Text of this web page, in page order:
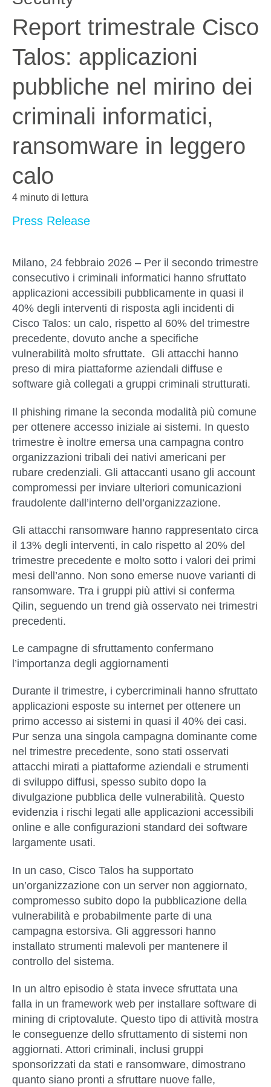
Report trimestrale Cisco
Talos: applicazioni
pubbliche nel mirino dei
criminali informatici,
ransomware in leggero
calo
4 minuto di lettura
Press Release
Milano, 24 febbraio 2026 – Per il secondo trimestre
consecutivo i criminali informatici hanno sfruttato
applicazioni accessibili pubblicamente in quasi il
40% degli interventi di risposta agli incidenti di
Cisco Talos: un calo, rispetto al 60% del trimestre
precedente, dovuto anche a specifiche
vulnerabilità molto sfruttate. Gli attacchi hanno
preso di mira piattaforme aziendali diffuse e
software già collegati a gruppi criminali strutturati.
Il phishing rimane la seconda modalità più comune
per ottenere accesso iniziale ai sistemi. In questo
trimestre è inoltre emersa una campagna contro
organizzazioni tribali dei nativi americani per
rubare credenziali. Gli attaccanti usano gli account
compromessi per inviare ulteriori comunicazioni
fraudolente dall’interno dell’organizzazione.
Gli attacchi ransomware hanno rappresentato circa
il 13% degli interventi, in calo rispetto al 20% del
trimestre precedente e molto sotto i valori dei primi
mesi dell’anno. Non sono emerse nuove varianti di
ransomware. Tra i gruppi più attivi si conferma
Qilin, seguendo un trend già osservato nei trimestri
precedenti.
Le campagne di sfruttamento confermano
l’importanza degli aggiornamenti
Durante il trimestre, i cybercriminali hanno sfruttato
applicazioni esposte su internet per ottenere un
primo accesso ai sistemi in quasi il 40% dei casi.
Pur senza una singola campagna dominante come
nel trimestre precedente, sono stati osservati
attacchi mirati a piattaforme aziendali e strumenti
di sviluppo diffusi, spesso subito dopo la
divulgazione pubblica delle vulnerabilità. Questo
evidenzia i rischi legati alle applicazioni accessibili
online e alle configurazioni standard dei software
largamente usati.
In un caso, Cisco Talos ha supportato
un’organizzazione con un server non aggiornato,
compromesso subito dopo la pubblicazione della
vulnerabilità e probabilmente parte di una
campagna estorsiva. Gli aggressori hanno
installato strumenti malevoli per mantenere il
controllo del sistema.
In un altro episodio è stata invece sfruttata una
falla in un framework web per installare software di
mining di criptovalute. Questo tipo di attività mostra
le conseguenze dello sfruttamento di sistemi non
aggiornati. Attori criminali, inclusi gruppi
sponsorizzati da stati e ransomware, dimostrano
quanto siano pronti a sfruttare nuove falle,